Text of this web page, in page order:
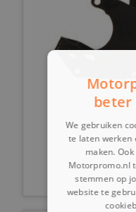
beter
We gebruiken
te laten werken
maken.
Motorpromo.nl
stemmen op
website te